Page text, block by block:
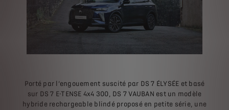
Porté par l’engouement suscité par DS 7 ÉLYSÉE et basé
sur DS 7 E-TENSE 4x4 300, DS 7 VAUBAN est un modèle
hybride rechargeable blindé proposé en petite série, une